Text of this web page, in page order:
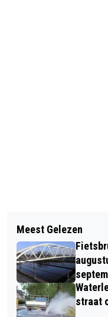
INGEZONDEN:
IN DONGEN
PRIORITEIT
VACATURE:
ZOEKT EEN
TOEZICHT
PER MAAND
Meest Gelezen
straat